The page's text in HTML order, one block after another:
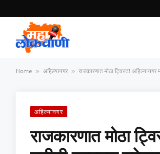
Home » अहिल्यानगर » राजकारणात मोठा ट्विस्ट! अहिल्यानगर
अहिल्यानगर
राजकारणात मोठा